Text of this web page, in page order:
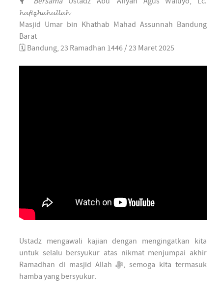
𝓱𝓪𝓯𝓲𝔃𝓱𝓪𝓱𝓾𝓵𝓵𝓪𝓱
Masjid Umar bin Khathab Mahad Assunnah Bandung
Barat
🗓️ Bandung, 23 Ramadhan 1446 / 23 Maret 2025
Ustadz mengawali kajian dengan mengingatkan kita
untuk selalu bersyukur atas nikmat menjumpai akhir
Ramadhan di masjid Allah ﷻ, semoga kita termasuk
hamba yang bersyukur.